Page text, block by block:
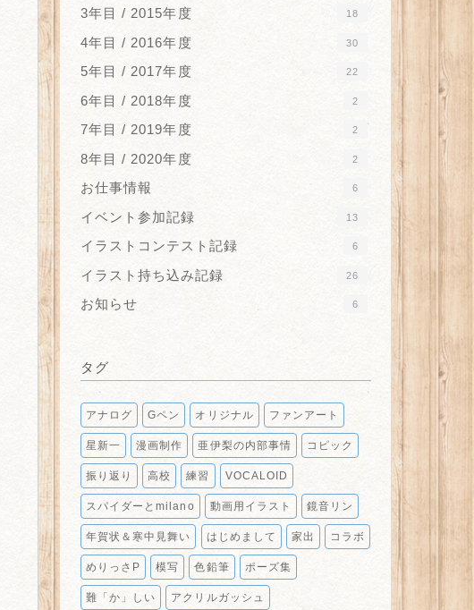
3年目 / 2015年度 18
4年目 / 2016年度 30
5年目 / 2017年度 22
6年目 / 2018年度 2
7年目 / 2019年度 2
8年目 / 2020年度 2
お仕事情報 6
イベント参加記録 13
イラストコンテスト記録 6
イラスト持ち込み記録 26
お知らせ 6
タグ
アナログ Gペン オリジナル ファンアート
星新一 漫画制作 亜伊梨の内部事情 コピック
振り返り 高校 練習 VOCALOID
スパイダーとmilano 動画用イラスト 鏡音リン
年賀状＆寒中見舞い はじめまして 家出 コラボ
めりっさP 模写 色鉛筆 ポーズ集
難「か」しい アクリルガッシュ